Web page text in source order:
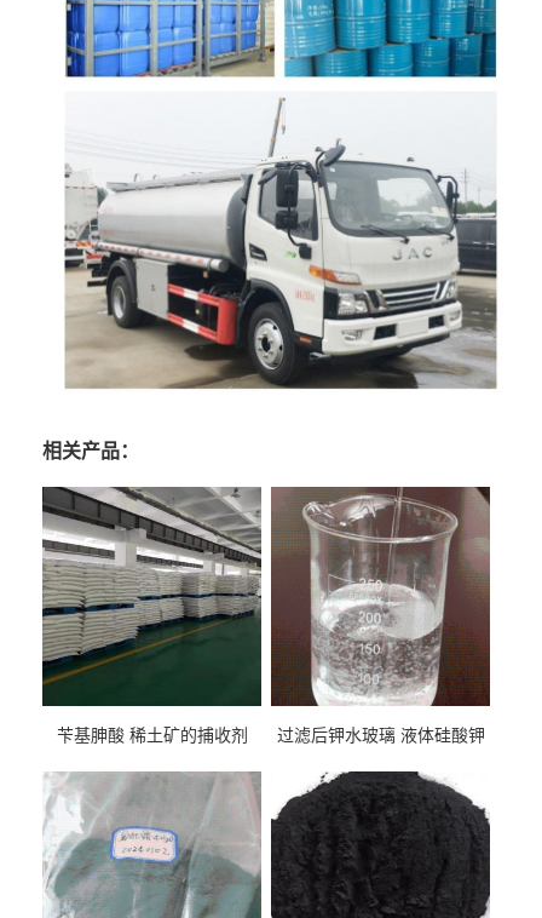
相关产品：
苄基胂酸 稀土矿的捕收剂 过滤后钾水玻璃 液体硅酸钾